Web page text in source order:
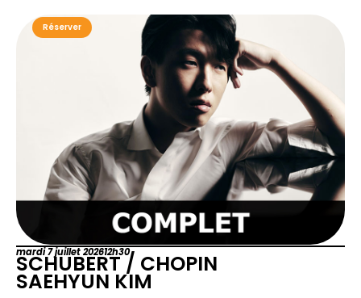
Réserver
mardi 7 juillet 202612h30
SCHUBERT / CHOPIN
SAEHYUN KIM